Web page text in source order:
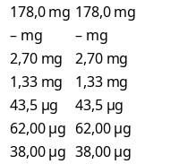
178,0 mg 178,0 mg
– mg
– mg
2,70 mg
2,70 mg
1,33 mg
1,33 mg
43,5 µg
43,5 µg
62,00 µg 62,00 µg
38,00 µg 38,00 µg